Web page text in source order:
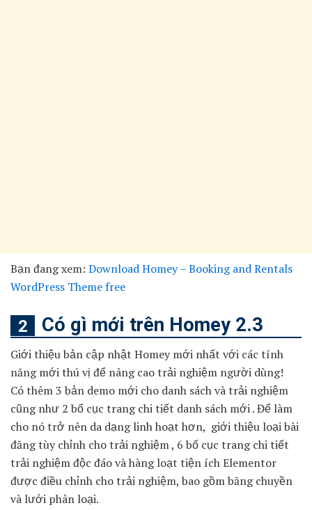
Bạn đang xem: Download Homey – Booking and Rentals
WordPress Theme free
Có gì mới trên Homey 2.3
Giới thiệu bản cập nhật Homey mới nhất với các tính
năng mới thú vị để nâng cao trải nghiệm người dùng!
Có thêm 3 bản demo mới cho danh sách và trải nghiệm
cũng như 2 bố cục trang chi tiết danh sách mới . Để làm
cho nó trở nên da dạng linh hoạt hơn, giới thiệu loại bài
đăng tùy chỉnh cho trải nghiệm , 6 bố cục trang chi tiết
trải nghiệm độc đáo và hàng loạt tiện ích Elementor
được điều chỉnh cho trải nghiệm, bao gồm băng chuyền
và lưới phân loại.